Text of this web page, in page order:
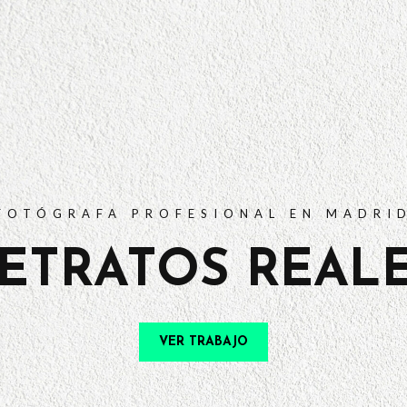
TARIFAS
PREGUNTAS FRECUENTES
CONTACTO
PROFESIONAL EN
VER TRABAJO